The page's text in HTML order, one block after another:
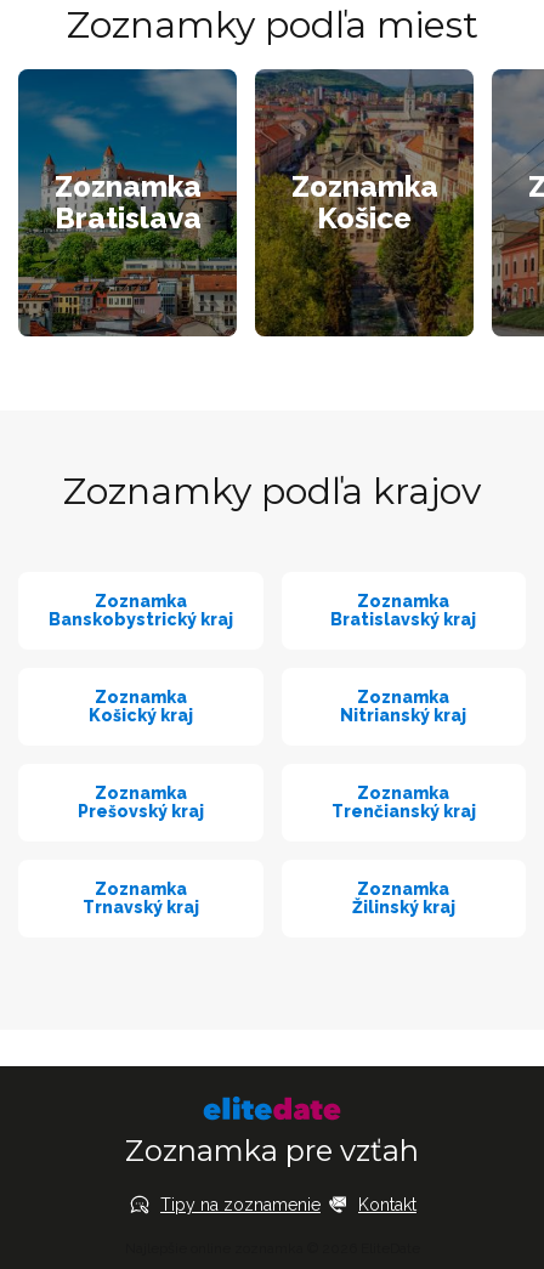
Zoznamky podľa miest
Zoznamka
Bratislava
Zoznamka
Košice
Zoznamky podľa krajov
Zoznamka
Banskobystrický kraj
Zoznamka
Bratislavský kraj
Zoznamka
Košický kraj
Zoznamka
Nitrianský kraj
Zoznamka
Prešovský kraj
Zoznamka
Trenčianský kraj
Zoznamka
Trnavský kraj
Zoznamka
Žilinský kraj
Zoznamka pre vzťah
Tipy na zoznamenie Kontakt